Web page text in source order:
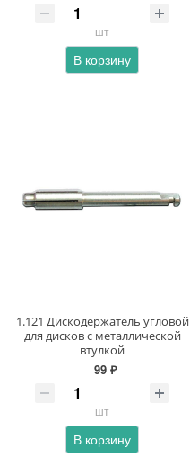
шт
В корзину
1.121 Дискодержатель угловой
для дисков с металлической
втулкой
99 ₽
шт
В корзину